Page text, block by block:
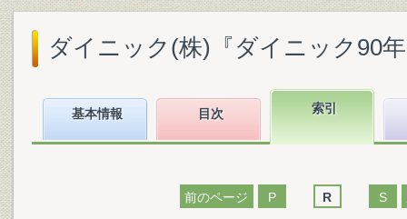
ダイニック(株)『ダイニック90
基本情報 目次 索引
前のページ P R S